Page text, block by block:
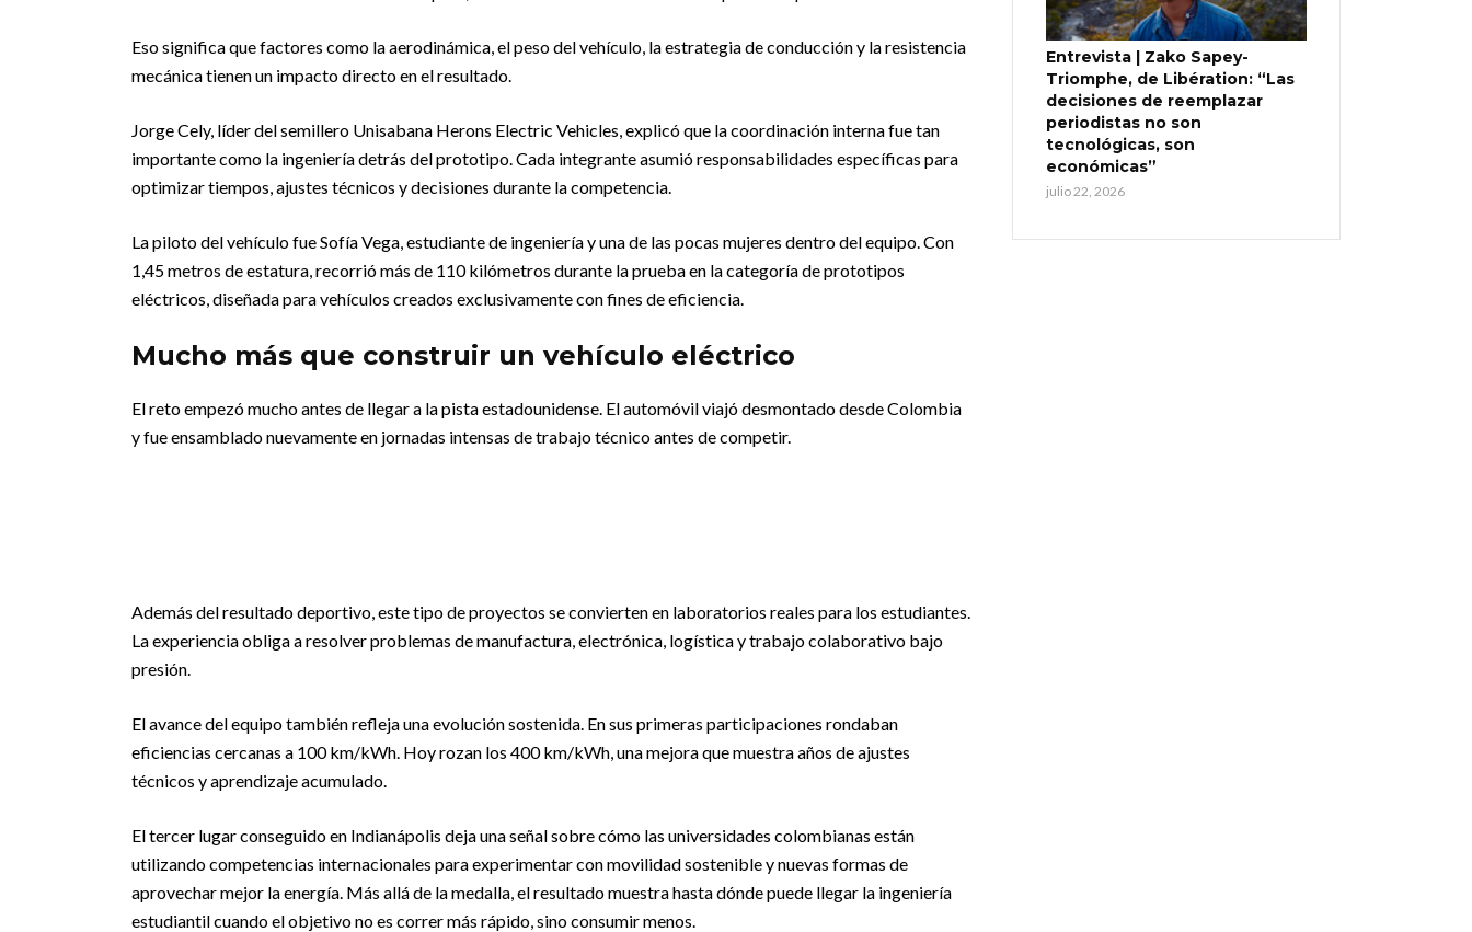
Eso significa que factores como la aerodinámica, el peso del vehículo, la estrategia de conducción y la resistencia
mecánica tienen un impacto directo en el resultado.
Jorge Cely, líder del semillero Unisabana Herons Electric Vehicles, explicó que la coordinación interna fue tan
importante como la ingeniería detrás del prototipo. Cada integrante asumió responsabilidades específicas para
optimizar tiempos, ajustes técnicos y decisiones durante la competencia.
La piloto del vehículo fue Sofía Vega, estudiante de ingeniería y una de las pocas mujeres dentro del equipo. Con
1,45 metros de estatura, recorrió más de 110 kilómetros durante la prueba en la categoría de prototipos
eléctricos, diseñada para vehículos creados exclusivamente con fines de eficiencia.
Mucho más que construir un vehículo eléctrico
El reto empezó mucho antes de llegar a la pista estadounidense. El automóvil viajó desmontado desde Colombia
y fue ensamblado nuevamente en jornadas intensas de trabajo técnico antes de competir.
Además del resultado deportivo, este tipo de proyectos se convierten en laboratorios reales para los estudiantes.
La experiencia obliga a resolver problemas de manufactura, electrónica, logística y trabajo colaborativo bajo
presión.
El avance del equipo también refleja una evolución sostenida. En sus primeras participaciones rondaban
eficiencias cercanas a 100 km/kWh. Hoy rozan los 400 km/kWh, una mejora que muestra años de ajustes
técnicos y aprendizaje acumulado.
El tercer lugar conseguido en Indianápolis deja una señal sobre cómo las universidades colombianas están
utilizando competencias internacionales para experimentar con movilidad sostenible y nuevas formas de
aprovechar mejor la energía. Más allá de la medalla, el resultado muestra hasta dónde puede llegar la ingeniería
estudiantil cuando el objetivo no es correr más rápido, sino consumir menos.
Entrevista | Zako Sapey-
Triomphe, de Libération: “Las
decisiones de reemplazar
periodistas no son
tecnológicas, son
económicas”
julio 22, 2026